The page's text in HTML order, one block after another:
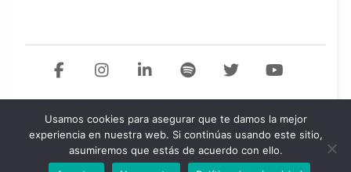
Copyright 2021 El Bien Social. Todos los derechos reservadosDesarollo
Startidea.Política de privacidad/ Aviso legal/Política de
Usamos cookies para asegurar que te damos la mejor
experiencia en nuestra web. Si continúas usando este sitio,
asumiremos que estás de acuerdo con ello.